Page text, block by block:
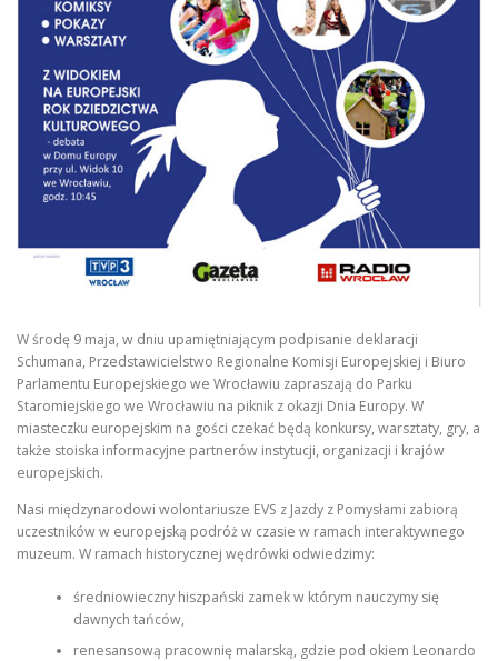
W środę 9 maja, w dniu upamiętniającym podpisanie deklaracji
Schumana, Przedstawicielstwo Regionalne Komisji Europejskiej i Biuro
Parlamentu Europejskiego we Wrocławiu zapraszają do Parku
Staromiejskiego we Wrocławiu na piknik z okazji Dnia Europy. W
miasteczku europejskim na gości czekać będą konkursy, warsztaty, gry, a
także stoiska informacyjne partnerów instytucji, organizacji i krajów
europejskich.
Nasi międzynarodowi wolontariusze EVS z Jazdy z Pomysłami zabiorą
uczestników w europejską podróż w czasie w ramach interaktywnego
muzeum. W ramach historycznej wędrówki odwiedzimy:
średniowieczny hiszpański zamek w którym nauczymy się
dawnych tańców,
renesansową pracownię malarską, gdzie pod okiem Leonardo